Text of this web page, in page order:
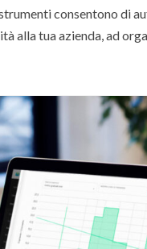
consentono di
alla tua azienda, ad